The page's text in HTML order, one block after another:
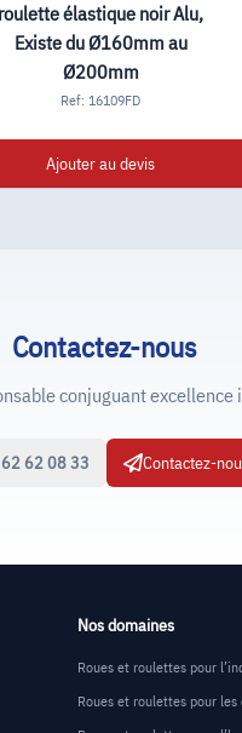
roulette élastique noir Alu,
Existe du Ø160mm au
Ø200mm
Ref: 16109FD
Ajouter au devis
Contactez-nous
conjuguant
62 08 33 Contactez-
Nos domaines
Roues et roulettes pour
Roues et roulettes pour